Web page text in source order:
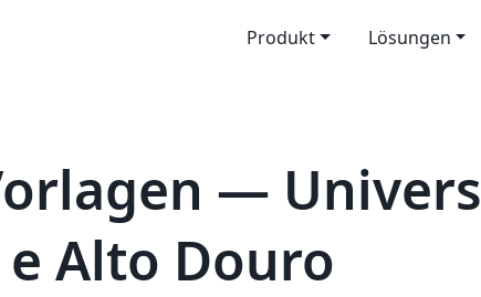
Produkt Lösungen
—
Alto Douro